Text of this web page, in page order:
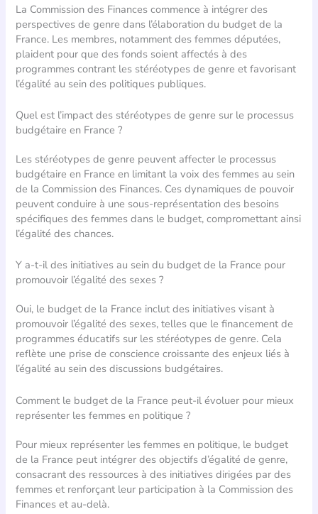
La Commission des Finances commence à intégrer des
perspectives de genre dans l’élaboration du budget de la
France. Les membres, notamment des femmes députées,
plaident pour que des fonds soient affectés à des
programmes contrant les stéréotypes de genre et favorisant
l’égalité au sein des politiques publiques.
Quel est l’impact des stéréotypes de genre sur le processus
budgétaire en France ?
Les stéréotypes de genre peuvent affecter le processus
budgétaire en France en limitant la voix des femmes au sein
de la Commission des Finances. Ces dynamiques de pouvoir
peuvent conduire à une sous-représentation des besoins
spécifiques des femmes dans le budget, compromettant ainsi
l’égalité des chances.
Y a-t-il des initiatives au sein du budget de la France pour
promouvoir l’égalité des sexes ?
Oui, le budget de la France inclut des initiatives visant à
promouvoir l’égalité des sexes, telles que le financement de
programmes éducatifs sur les stéréotypes de genre. Cela
reflète une prise de conscience croissante des enjeux liés à
l’égalité au sein des discussions budgétaires.
Comment le budget de la France peut-il évoluer pour mieux
représenter les femmes en politique ?
Pour mieux représenter les femmes en politique, le budget
de la France peut intégrer des objectifs d’égalité de genre,
consacrant des ressources à des initiatives dirigées par des
femmes et renforçant leur participation à la Commission des
Finances et au-delà.